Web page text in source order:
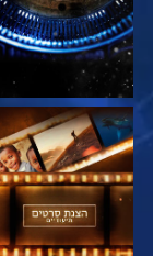
בדוק את הסדרה